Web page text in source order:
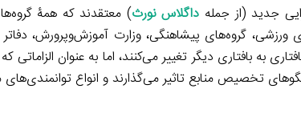
جدید (از جمله داگلاس نورث) معتقدند که همۀ
ورزشی، گروه‌های پیشاهنگی، وزارت آموزش‌وپرورش،
به بافتاری دیگر تغییر می‌کنند، اما به عنوان
تخصیص منابع تاثیر می‌گذارند و انواع